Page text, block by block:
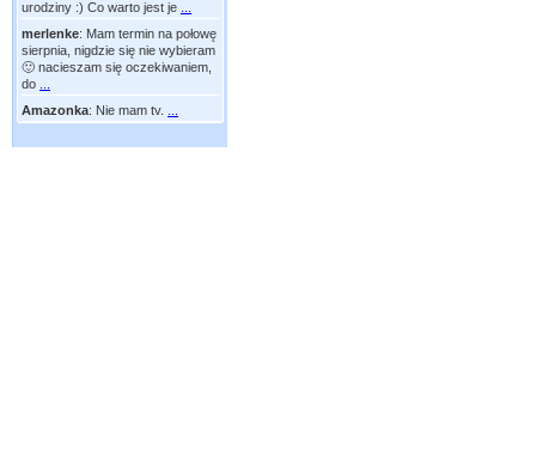
urodziny :) Co warto jest je
merlenke: Mam termin na połowę
sierpnia, nigdzie się nie wybieram
🙂 nacieszam się oczekiwaniem,
do
Amazonka: Nie mam tv.